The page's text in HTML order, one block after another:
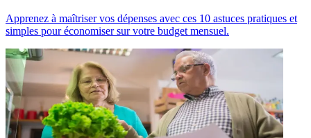
Apprenez à maîtriser vos dépenses avec ces 10 astuces pratiques et
simples pour économiser sur votre budget mensuel.